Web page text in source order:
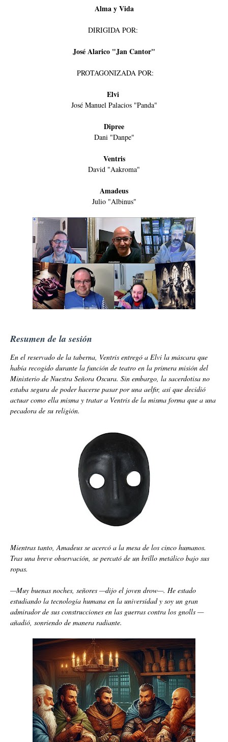
Alma y Vida
DIRIGIDA POR:
José Alarico "Jan Cantor"
PROTAGONIZADA POR:
Elvi
José Manuel Palacios "Panda"
Dipree
Dani "Danpe"
Ventris
David "Aakroma"
Amadeus
Julio "Albinus"
Resumen de la sesión
En el reservado de la taberna, Ventris entregó a Elvi la máscara que
había recogido durante la función de teatro en la primera misión del
Ministerio de Nuestra Señora Oscura. Sin embargo, la sacerdotisa no
estaba segura de poder hacerse pasar por una aelfir, así que decidió
actuar como ella misma y tratar a Ventris de la misma forma que a una
pecadora de su religión.
Mientras tanto, Amadeus se acercó a la mesa de los cinco humanos.
Tras una breve observación, se percató de un brillo metálico bajo sus
ropas.
—Muy buenas noches, señores —dijo el joven drow—. He estado
estudiando la tecnología humana en la universidad y soy un gran
admirador de sus construcciones en las guerras contra los gnolls —
añadió, sonriendo de manera radiante.